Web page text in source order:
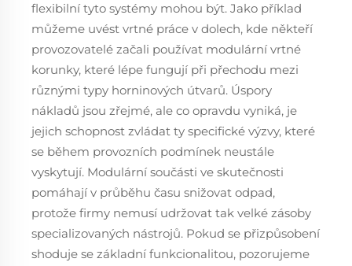
flexibilní tyto systémy mohou být. Jako příklad
můžeme uvést vrtné práce v dolech, kde někteří
provozovatelé začali používat modulární vrtné
korunky, které lépe fungují při přechodu mezi
různými typy horninových útvarů. Úspory
nákladů jsou zřejmé, ale co opravdu vyniká, je
jejich schopnost zvládat ty specifické výzvy, které
se během provozních podmínek neustále
vyskytují. Modulární součásti ve skutečnosti
pomáhají v průběhu času snižovat odpad,
protože firmy nemusí udržovat tak velké zásoby
specializovaných nástrojů. Pokud se přizpůsobení
shoduje se základní funkcionalitou, pozorujeme